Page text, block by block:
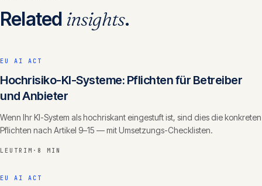
Related insights.
EU AI ACT
Hochrisiko-KI-Systeme: Pflichten für Betreiber
und Anbieter
Wenn Ihr KI-System als hochriskant eingestuft ist, sind dies die konkreten
Pflichten nach Artikel 9–15 — mit Umsetzungs-Checklisten.
LEUTRIM · 8 MIN
EU AI ACT